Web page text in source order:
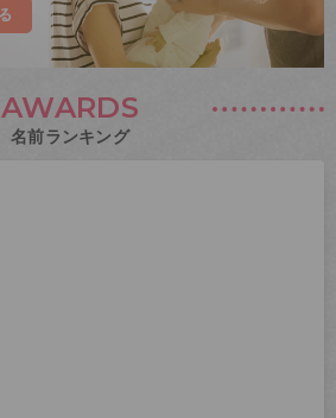
AWARDS
名前ランキング